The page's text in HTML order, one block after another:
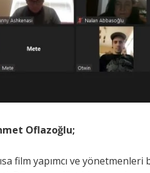
Oflazoğlu;
film yapımcı ve yönetmenleri